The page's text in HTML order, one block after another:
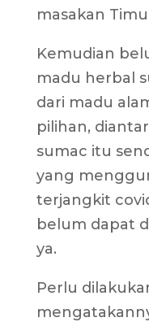
masakan
Kemudian
madu herbal
dari madu
pilihan,
sumac itu
yang
terjangkit
belum dapat
ya.
Perlu